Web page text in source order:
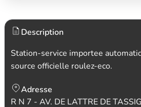
Description
Station-service importee
source officielle roulez-eco.
Adresse
R N 7 - AV. DE LATTRE DE TASSIG